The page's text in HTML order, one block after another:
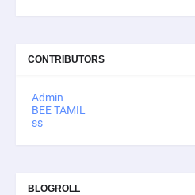
CONTRIBUTORS
Admin
BEE TAMIL
ss
BLOGROLL